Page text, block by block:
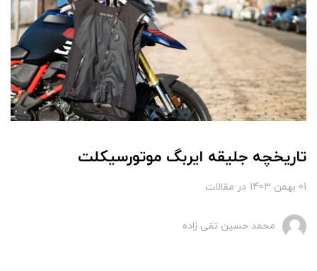
تاریخچه جلیقه ایربگ موتورسیکلت
01 بهمن 1403 در مقالات
محمد حسین تقی زاده